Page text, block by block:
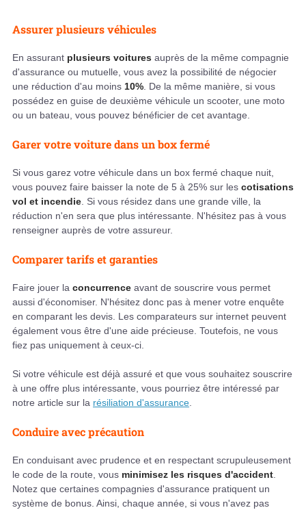
Assurer plusieurs véhicules
En assurant plusieurs voitures auprès de la même compagnie
d'assurance ou mutuelle, vous avez la possibilité de négocier
une réduction d'au moins 10% . De la même manière, si vous
possédez en guise de deuxième véhicule un scooter, une moto
ou un bateau, vous pouvez bénéficier de cet avantage.
Garer votre voiture dans un box fermé
Si vous garez votre véhicule dans un box fermé chaque nuit,
vous pouvez faire baisser la note de 5 à 25% sur les cotisations
vol et incendie . Si vous résidez dans une grande ville, la
réduction n'en sera que plus intéressante. N'hésitez pas à vous
renseigner auprès de votre assureur.
Comparer tarifs et garanties
Faire jouer la concurrence avant de souscrire vous permet
aussi d'économiser. N'hésitez donc pas à mener votre enquête
en comparant les devis. Les comparateurs sur internet peuvent
également vous être d'une aide précieuse. Toutefois, ne vous
fiez pas uniquement à ceux-ci.
Si votre véhicule est déjà assuré et que vous souhaitez souscrire
à une offre plus intéressante, vous pourriez être intéressé par
notre article sur la résiliation d'assurance
Conduire avec précaution
En conduisant avec prudence et en respectant scrupuleusement
le code de la route, vous minimisez les risques d'accident
Notez que certaines compagnies d'assurance pratiquent un
système de bonus. Ainsi, chaque année, si vous n'avez pas